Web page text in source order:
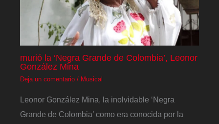
murió la ‘Negra Grande de Colombia’, Leonor
González Mina
Deja un comentario / Musical
Leonor González Mina, la inolvidable ‘Negra
Grande de Colombia’ como era conocida por la